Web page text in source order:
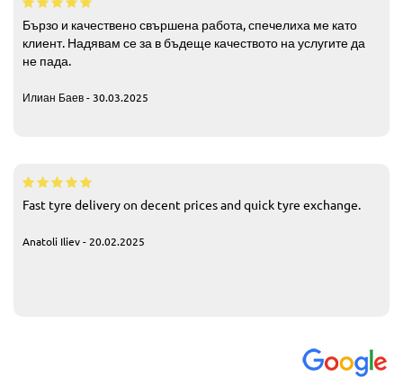
Бързо и качествено свършена работа, спечелиха ме като
клиент. Надявам се за в бъдеще качеството на услугите да
не пада.
Илиан Баев - 30.03.2025
Fast tyre delivery on decent prices and quick tyre exchange.
Anatoli Iliev - 20.02.2025